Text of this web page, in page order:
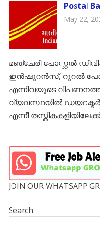
Postal
May 22,
മഞ്ചേരി പോസ്റ്റല്‍
ഇന്‍ഷുറന്‍സ്, റൂറല്‍
എന്നിവയുടെ
വ്യവസ്ഥയില്‍
എന്നീ
JOIN OUR WHATSAPP
Search